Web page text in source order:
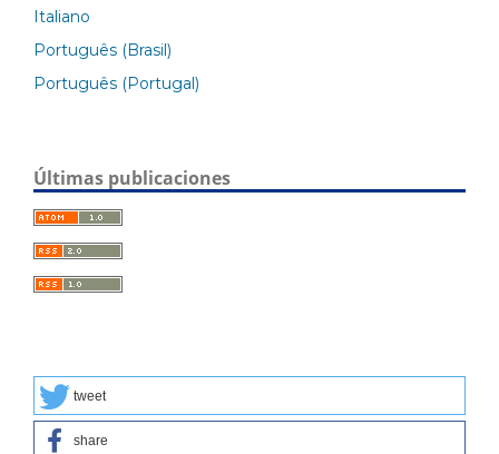
Italiano
Português (Brasil)
Português (Portugal)
Últimas publicaciones
tweet
share